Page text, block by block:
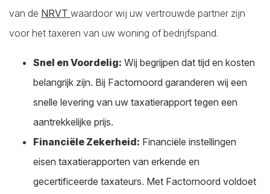
van de NRVT waardoor wij uw vertrouwde partner zijn
voor het taxeren van uw woning of bedrijfspand.
Snel en Voordelig: Wij begrijpen dat tijd en kosten
belangrijk zijn. Bij Factornoord garanderen wij een
snelle levering van uw taxatierapport tegen een
aantrekkelijke prijs.
Financiële Zekerheid: Financiële instellingen
eisen taxatierapporten van erkende en
gecertificeerde taxateurs. Met Factornoord voldoet